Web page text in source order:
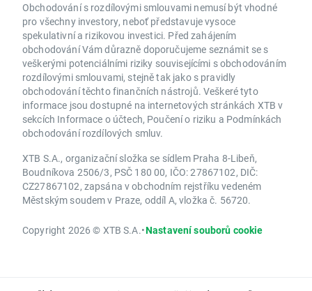
Obchodování s rozdílovými smlouvami nemusí být vhodné
pro všechny investory, neboť představuje vysoce
spekulativní a rizikovou investici. Před zahájením
obchodování Vám důrazně doporučujeme seznámit se s
veškerými potenciálními riziky souvisejícími s obchodováním
rozdílovými smlouvami, stejně tak jako s pravidly
obchodování těchto finančních nástrojů. Veškeré tyto
informace jsou dostupné na internetových stránkách XTB v
sekcích Informace o účtech, Poučení o riziku a Podmínkách
obchodování rozdílových smluv.
XTB S.A., organizační složka se sídlem Praha 8-Libeň,
Boudníkova 2506/3, PSČ 180 00, IČO: 27867102, DIČ:
CZ27867102, zapsána v obchodním rejstříku vedeném
Městským soudem v Praze, oddíl A, vložka č. 56720.
Copyright 2026 © XTB S.A.•Nastavení souborů cookie